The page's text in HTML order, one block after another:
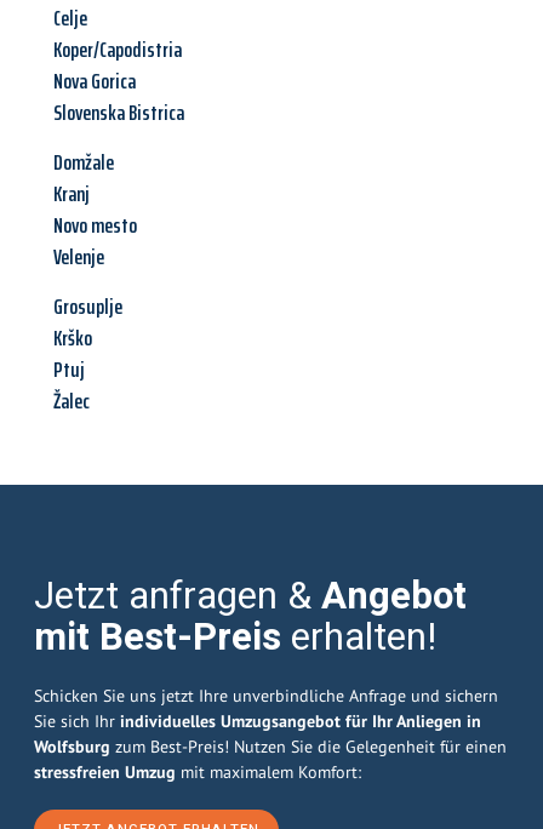
Celje
Koper/Capodistria
Nova Gorica
Slovenska Bistrica
Domžale
Kranj
Novo mesto
Velenje
Grosuplje
Krško
Ptuj
Žalec
Jetzt anfragen &Angebot
mit Best-Preis erhalten!
Schicken Sie uns jetzt Ihre unverbindliche Anfrage und sichern
Sie sich Ihr individuelles Umzugsangebot für Ihr Anliegen in
Wolfsburg zum Best-Preis! Nutzen Sie die Gelegenheit für einen
stressfreien Umzug mit maximalem Komfort: